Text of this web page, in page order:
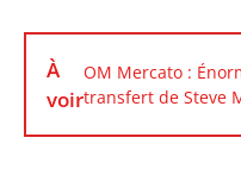
À
voir
OM Mercato :
transfert de Steve